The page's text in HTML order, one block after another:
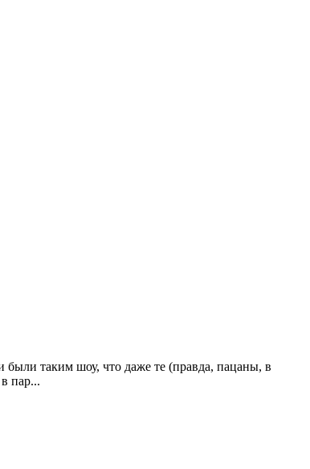
были таким шоу, что даже те (правда, пацаны, в
пар...